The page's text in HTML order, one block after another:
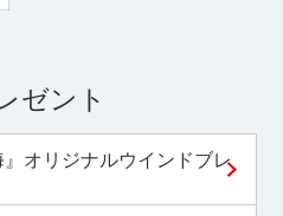
ゼント
オリジナルウインドブレ